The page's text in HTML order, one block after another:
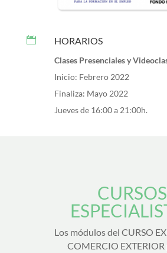
 HORARIOS
Clases Presenciales y
Inicio: Febrero 2022
Finaliza: Mayo 2022
Jueves de 16:00 a 21:00h.
CURSOS
Los módulos del CURSO
COMERCIO EXTERIOR